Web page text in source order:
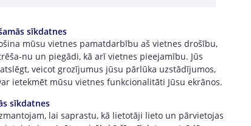
sīkdatnes
mūsu vietnes pamatdarbību aš vietnes drošību,
nu un piegādi, kā arī vietnes pieejamību. Jūs
veicot grozījumus jūsu pārlūka uzstādījumos,
ietekmēt mūsu vietnes funkcionalitāti Jūsu ekrānos.
sīkdatnes
lai saprastu, kā lietotāji lieto un pārvietojas